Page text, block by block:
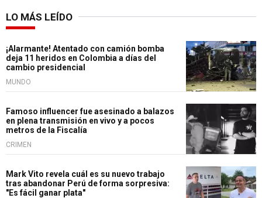
LO MÁS LEÍDO
¡Alarmante! Atentado con camión bomba
deja 11 heridos en Colombia a días del
cambio presidencial
MUNDO
Famoso influencer fue asesinado a balazos
en plena transmisión en vivo y a pocos
metros de la Fiscalía
CRIMEN
Mark Vito revela cuál es su nuevo trabajo
tras abandonar Perú de forma sorpresiva:
"Es fácil ganar plata"